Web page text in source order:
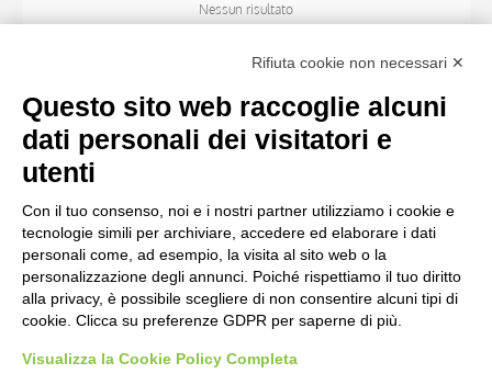
Nessun risultato
OGGETTO
LOCALIZZAZIONE
CRONOLOGIA
Rifiuta cookie non necessari ✕
Questo sito web raccoglie alcuni
dati personali dei visitatori e
utenti
Con il tuo consenso, noi e i nostri partner utilizziamo i cookie e
tecnologie simili per archiviare, accedere ed elaborare i dati
personali come, ad esempio, la visita al sito web o la
personalizzazione degli annunci. Poiché rispettiamo il tuo diritto
alla privacy, è possibile scegliere di non consentire alcuni tipi di
cookie. Clicca su preferenze GDPR per saperne di più.
Visualizza la Cookie Policy Completa